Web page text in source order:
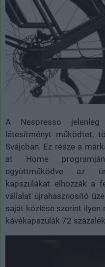
A Nespresso
létesítményt működtet,
Svájcban. Ez része a
at Home
együttműködve az
kapszulákat elhozzák a
vállalat újrahasznosító
saját közlése szerint ilyen
kávékapszulák 72